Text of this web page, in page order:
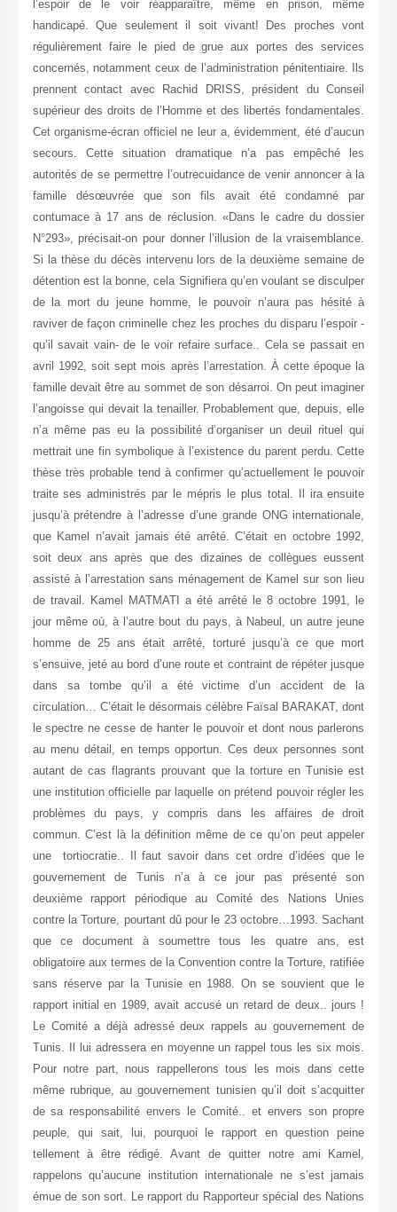
l’espoir de le voir réapparaître, même en prison, même
handicapé. Que seulement il soit vivant! Des proches vont
régulièrement faire le pied de grue aux portes des services
concernés, notamment ceux de l’administration pénitentiaire. Ils
prennent contact avec Rachid DRISS, président du Conseil
supérieur des droits de l’Homme et des libertés fondamentales.
Cet organisme-écran officiel ne leur a, évidemment, été d’aucun
secours. Cette situation dramatique n’a pas empêché les
autorités de se permettre l’outrecuidance de venir annoncer à la
famille désœuvrée que son fils avait été condamné par
contumace à 17 ans de réclusion. «Dans le cadre du dossier
N°293», précisait-on pour donner l’illusion de la vraisemblance.
Si la thèse du décès intervenu lors de la deuxième semaine de
détention est la bonne, cela Signifiera qu’en voulant se disculper
de la mort du jeune homme, le pouvoir n’aura pas hésité à
raviver de façon criminelle chez les proches du disparu l’espoir -
qu’il savait vain- de le voir refaire surface.. Cela se passait en
avril 1992, soit sept mois après l’arrestation. À cette époque la
famille devait être au sommet de son désarroi. On peut imaginer
l’angoisse qui devait la tenailler. Probablement que, depuis, elle
n’a même pas eu la possibilité d’organiser un deuil rituel qui
mettrait une fin symbolique à l’existence du parent perdu. Cette
thèse très probable tend à confirmer qu’actuellement le pouvoir
traite ses administrés par le mépris le plus total. Il ira ensuite
jusqu’à prétendre à l’adresse d’une grande ONG internationale,
que Kamel n’avait jamais été arrêté. C’était en octobre 1992,
soit deux ans après que des dizaines de collègues eussent
assisté à l’arrestation sans ménagement de Kamel sur son lieu
de travail. Kamel MATMATI a été arrêté le 8 octobre 1991, le
jour même où, à l’autre bout du pays, à Nabeul, un autre jeune
homme de 25 ans était arrêté, torturé jusqu’à ce que mort
s’ensuive, jeté au bord d’une route et contraint de répéter jusque
dans sa tombe qu’il a été victime d’un accident de la
circulation… C’était le désormais célèbre Faïsal BARAKAT, dont
le spectre ne cesse de hanter le pouvoir et dont nous parlerons
au menu détail, en temps opportun. Ces deux personnes sont
autant de cas flagrants prouvant que la torture en Tunisie est
une institution officielle par laquelle on prétend pouvoir régler les
problèmes du pays, y compris dans les affaires de droit
commun. C’est là la définition même de ce qu’on peut appeler
une tortiocratie.. Il faut savoir dans cet ordre d’idées que le
gouvernement de Tunis n’a à ce jour pas présenté son
deuxième rapport périodique au Comité des Nations Unies
contre la Torture, pourtant dû pour le 23 octobre…1993. Sachant
que ce document à soumettre tous les quatre ans, est
obligatoire aux termes de la Convention contre la Torture, ratifiée
sans réserve par la Tunisie en 1988. On se souvient que le
rapport initial en 1989, avait accusé un retard de deux.. jours !
Le Comité a déjà adressé deux rappels au gouvernement de
Tunis. Il lui adressera en moyenne un rappel tous les six mois.
Pour notre part, nous rappellerons tous les mois dans cette
même rubrique, au gouvernement tunisien qu’il doit s’acquitter
de sa responsabilité envers le Comité.. et envers son propre
peuple, qui sait, lui, pourquoi le rapport en question peine
tellement à être rédigé. Avant de quitter notre ami Kamel,
rappelons qu’aucune institution internationale ne s’est jamais
émue de son sort. Le rapport du Rapporteur spécial des Nations